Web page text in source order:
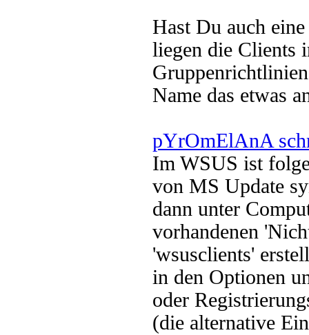
Hast Du auch
liegen die Clients
Name das etwas
pYrOmElAnA
Im WSUS ist
von MS Update
dann unter
vorhandenen
'wsusclients'
in den Optionen
oder
(die alternative